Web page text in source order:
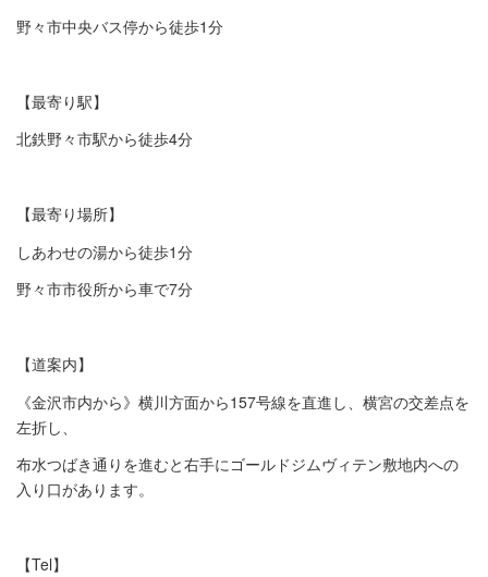
野々市中央バス停から徒歩1分
【最寄り駅】
北鉄野々市駅から徒歩4分
【最寄り場所】
しあわせの湯から徒歩1分
野々市市役所から車で7分
【道案内】
《金沢市内から》横川方面から157号線を直進し、横宮の交差点を
左折し、
布水つばき通りを進むと右手にゴールドジムヴィテン敷地内への
入り口があります。
【Tel】